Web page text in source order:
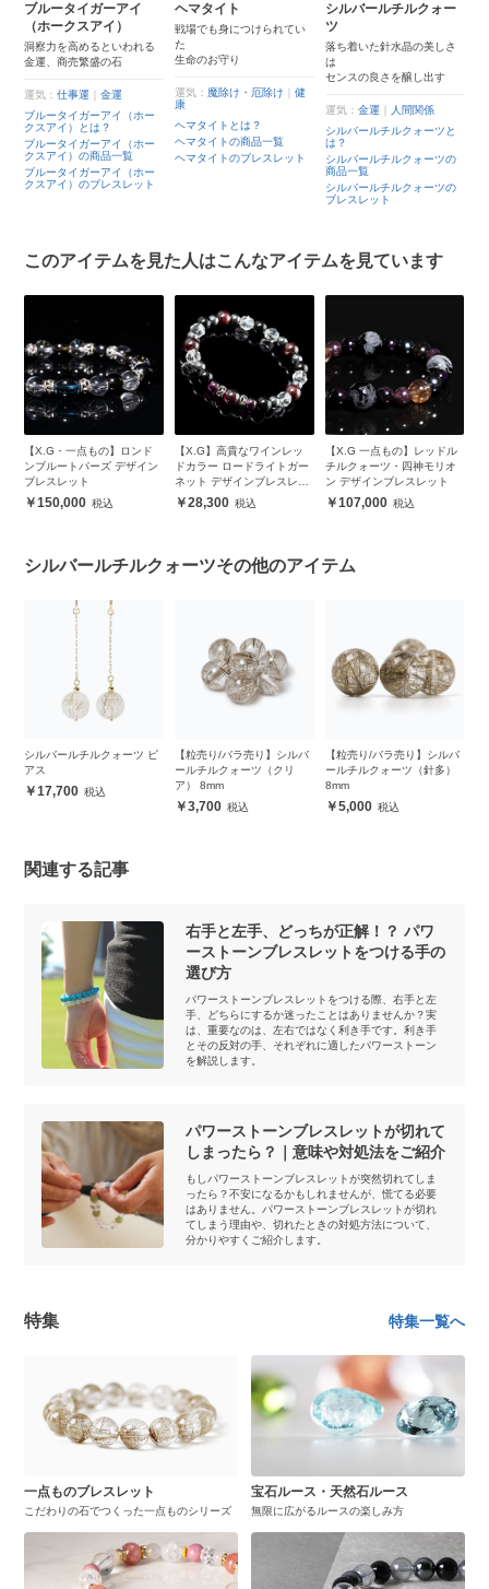
ブルータイガーアイ
（ホークスアイ）
洞察力を高めるといわれる
金運、商売繁盛の石
運気：仕事運 ｜金運
ブルータイガーアイ（ホー
クスアイ）とは？
ブルータイガーアイ（ホー
クスアイ）の商品一覧
ブルータイガーアイ（ホー
クスアイ）のブレスレット
ヘマタイト
戦場でも身につけられてい
た
生命のお守り
運気： 魔除け・厄除け
健
康
ヘマタイトとは？
ヘマタイトの商品一覧
ヘマタイトのブレスレット
シルバールチルクォー
ツ
落ち着いた針水晶の美しさ
は
センスの良さを醸し出す
運気： 金運
人間関係
シルバールチルクォーツと
は？
シルバールチルクォーツの
商品一覧
シルバールチルクォーツの
ブレスレット
このアイテムを見た人はこんなアイテムを見ています
【X.G・一点もの】ロンド
ンブルートパーズ デザイン
ブレスレット
150,000
【X.G】高貴なワインレッ
ドカラー ロードライトガー
ネット デザインブレスレッ
ト メンズ
28,300
【X.G 一点もの】レッドル
チルクォーツ・四神モリオ
ン デザインブレスレット
107,000
シルバールチルクォーツその他のアイテム
シルバールチルクォーツ ピ
アス
17,700
【粒売り/バラ売り】シルバ
ールチルクォーツ（クリ
ア） 8mm
3,700
【粒売り/バラ売り】シルバ
ールチルクォーツ（針多）
8mm
5,000
関連する記事
右手と左手、どっちが正解！？ パワ
ーストーンブレスレットをつける手の
選び方
パワーストーンブレスレットをつける際、右手と左
手、どちらにするか迷ったことはありませんか？実
は、重要なのは、左右ではなく利き手です。利き手
とその反対の手、それぞれに適したパワーストーン
を解説します。
パワーストーンブレスレットが切れて
しまったら？｜意味や対処法をご紹介
もしパワーストーンブレスレットが突然切れてしま
ったら？不安になるかもしれませんが、慌てる必要
はありません。パワーストーンブレスレットが切れ
てしまう理由や、切れたときの対処方法について、
分かりやすくご紹介します。
特集 特集一覧へ
一点ものブレスレット
こだわりの石でつくった一点ものシリーズ
宝石ルース・天然石ルース
無限に広がるルースの楽しみ方